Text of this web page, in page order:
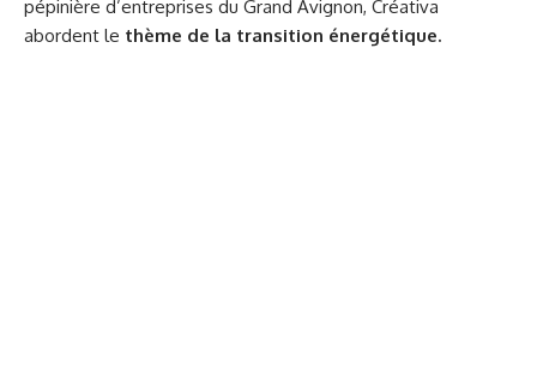
pépinière d’entreprises du Grand Avignon, Créativa
abordent le thème de la transition énergétique.